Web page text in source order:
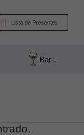
Lista de Presentes
Bar